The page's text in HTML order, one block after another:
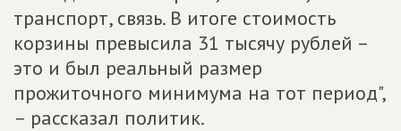
транспорт, связь. В итоге стоимость
корзины превысила 31 тысячу рублей –
это и был реальный размер
прожиточного минимума на тот период",
– рассказал политик.